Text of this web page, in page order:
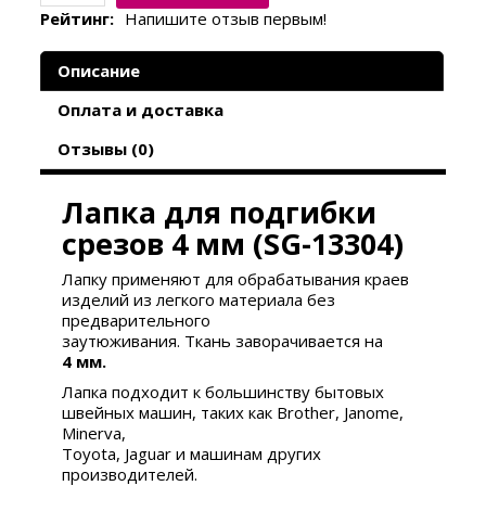
Рейтинг: Напишите отзыв первым!
Описание
Оплата и доставка
Отзывы (0)
Лапка для подгибки
срезов 4 мм (SG-13304)
Лапку применяют для обрабатывания краев
изделий из легкого материала без
предварительного
заутюживания. Ткань заворачивается на
4 мм.
Лапка подходит к большинству бытовых
швейных машин, таких как Brother, Janome,
Minerva,
Toyota, Jaguar и машинам других
производителей.